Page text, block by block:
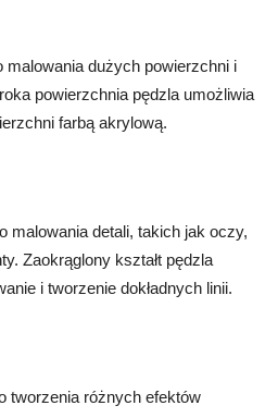
malowania dużych powierzchni i
powierzchnia pędzla umożliwia
farbą akrylową.
malowania detali, takich jak oczy,
Zaokrąglony kształt pędzla
i tworzenie dokładnych linii.
tworzenia różnych efektów